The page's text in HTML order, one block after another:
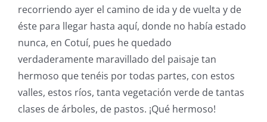
recorriendo ayer el camino de ida y de vuelta y de
éste para llegar hasta aquí, donde no había estado
nunca, en Cotuí, pues he quedado
verdaderamente maravillado del paisaje tan
hermoso que tenéis por todas partes, con estos
valles, estos ríos, tanta vegetación verde de tantas
clases de árboles, de pastos. ¡Qué hermoso!